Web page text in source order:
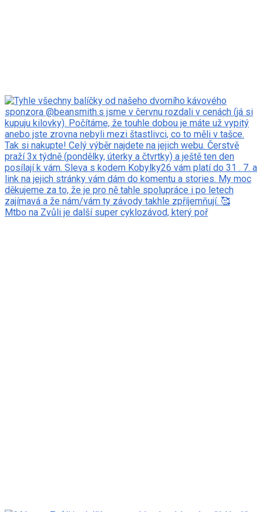
Mtbo na Zvůli je další super cyklozávod, který poř